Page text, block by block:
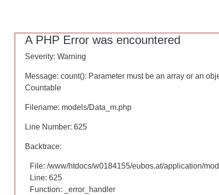
A PHP Error was encountered
Severity: Warning
Message: count(): Parameter must be an array or an
Countable
Filename: models/Data_m.php
Line Number: 625
Backtrace:
File: /www/htdocs/w0184155/eubos.at/application/
Line: 625
Function: _error_handler
A PHP Error was encountered
Severity: Warning
Message: count(): Parameter must be an array or an
Countable
Filename: models/Data_m.php
Line Number: 625
Backtrace:
File: /www/htdocs/w0184155/eubos.at/application/
Line: 625
Function: _error_handler